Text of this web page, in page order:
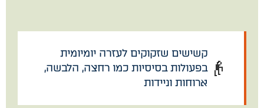
👴
קשישים שזקוקים לעזרה יומיומית
בפעולות בסיסיות כמו רחצה, הלבשה,
ארוחות וניידות